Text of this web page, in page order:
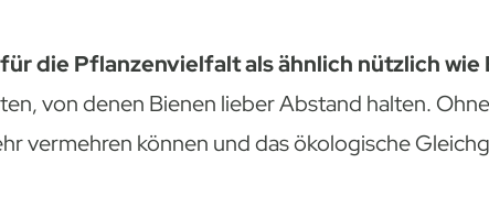
für die Pflanzenvielfalt als ähnlich nützlich wie
von denen Bienen lieber Abstand halten.
vermehren können und das ökologische